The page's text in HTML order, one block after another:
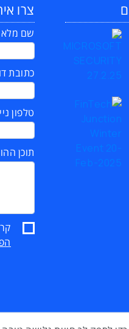
צרו
שם מלא
כתובת
טלפון
תוכן